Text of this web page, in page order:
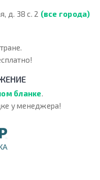
д. 38 с. 2 (все города)
бланке.
у менеджера!